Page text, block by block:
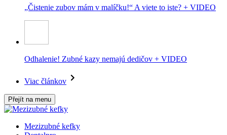
„Čistenie zubov mám v malíčku!“ A viete to iste? + VIDEO
Odhalenie! Zubné kazy nemajú dedičov + VIDEO
Viac článkov
Přejít na menu
Mezizubné kefky